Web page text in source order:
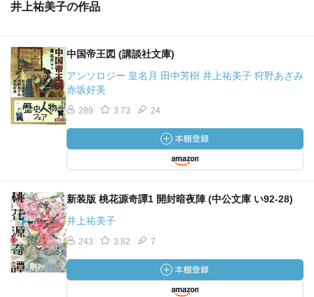
井上祐美子の作品
中国帝王図 (講談社文庫)
アンソロジー 皇名月 田中芳樹 井上祐美子 狩野あざみ
赤坂好美
289 3.73 24
新装版 桃花源奇譚1 開封暗夜陣 (中公文庫 い92-28)
井上祐美子
243 3.82 7